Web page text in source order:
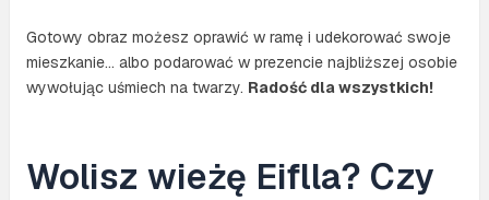
Gotowy obraz możesz oprawić w ramę i udekorować swoje
mieszkanie… albo podarować w prezencie najbliższej osobie
wywołując uśmiech na twarzy. Radość dla wszystkich!
Wolisz wieżę Eiflla? Czy